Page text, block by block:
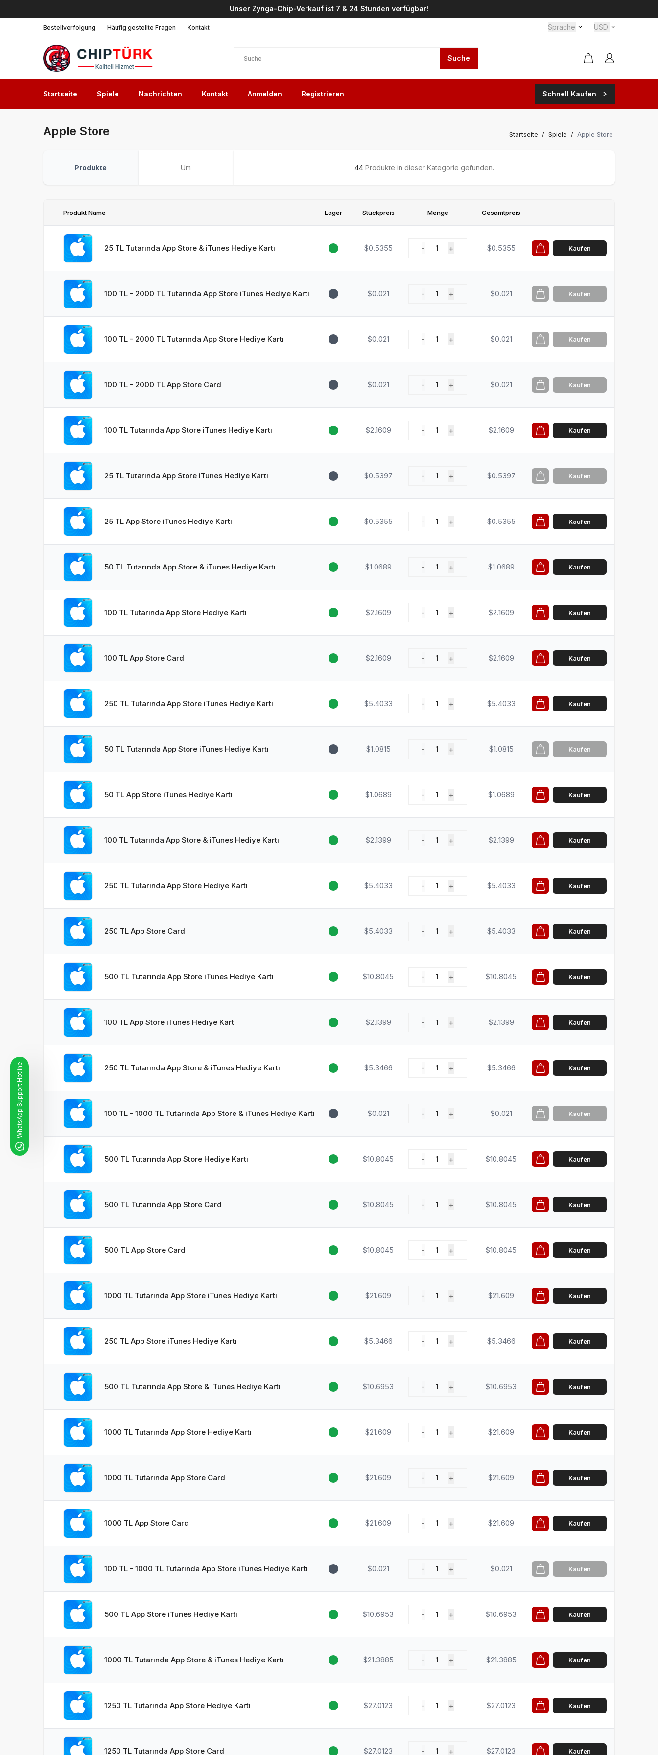
Unser Zynga-Chip-Verkauf ist 7 & 24 Stunden verfügbar!
Bestellverfolgung Häufig gestellte Fragen Kontakt Sprache USD
Suche
Startseite Spiele Nachrichten Kontakt Anmelden Registrieren Schnell Kaufen
Apple Store Startseite / Spiele / Apple Store
Produkte Um 44 Produkte in dieser Kategorie gefunden.
Produkt Name Lager Stückpreis Menge Gesamtpreis
25 TL Tutarında App Store & iTunes Hediye Kartı $0.5355 - 1 + $0.5355 Kaufen
100 TL - 2000 TL Tutarında App Store iTunes Hediye Kartı $0.021 - 1 + $0.021 Kaufen
100 TL - 2000 TL Tutarında App Store Hediye Kartı $0.021 - 1 + $0.021 Kaufen
100 TL - 2000 TL App Store Card $0.021 - 1 + $0.021 Kaufen
100 TL Tutarında App Store iTunes Hediye Kartı $2.1609 - 1 + $2.1609 Kaufen
25 TL Tutarında App Store iTunes Hediye Kartı $0.5397 - 1 + $0.5397 Kaufen
25 TL App Store iTunes Hediye Kartı $0.5355 - 1 + $0.5355 Kaufen
50 TL Tutarında App Store & iTunes Hediye Kartı $1.0689 - 1 + $1.0689 Kaufen
100 TL Tutarında App Store Hediye Kartı $2.1609 - 1 + $2.1609 Kaufen
100 TL App Store Card $2.1609 - 1 + $2.1609 Kaufen
250 TL Tutarında App Store iTunes Hediye Kartı $5.4033 - 1 + $5.4033 Kaufen
50 TL Tutarında App Store iTunes Hediye Kartı $1.0815 - 1 + $1.0815 Kaufen
50 TL App Store iTunes Hediye Kartı $1.0689 - 1 + $1.0689 Kaufen
100 TL Tutarında App Store & iTunes Hediye Kartı $2.1399 - 1 + $2.1399 Kaufen
250 TL Tutarında App Store Hediye Kartı $5.4033 - 1 + $5.4033 Kaufen
250 TL App Store Card $5.4033 - 1 + $5.4033 Kaufen
500 TL Tutarında App Store iTunes Hediye Kartı $10.8045 - 1 + $10.8045 Kaufen
100 TL App Store iTunes Hediye Kartı $2.1399 - 1 + $2.1399 Kaufen
250 TL Tutarında App Store & iTunes Hediye Kartı $5.3466 - 1 + $5.3466 Kaufen
100 TL - 1000 TL Tutarında App Store & iTunes Hediye Kartı $0.021 - 1 + $0.021 Kaufen
500 TL Tutarında App Store Hediye Kartı $10.8045 - 1 + $10.8045 Kaufen
500 TL Tutarında App Store Card $10.8045 - 1 + $10.8045 Kaufen
500 TL App Store Card $10.8045 - 1 + $10.8045 Kaufen
1000 TL Tutarında App Store iTunes Hediye Kartı $21.609 - 1 + $21.609 Kaufen
250 TL App Store iTunes Hediye Kartı $5.3466 - 1 + $5.3466 Kaufen
500 TL Tutarında App Store & iTunes Hediye Kartı $10.6953 - 1 + $10.6953 Kaufen
1000 TL Tutarında App Store Hediye Kartı $21.609 - 1 + $21.609 Kaufen
1000 TL Tutarında App Store Card $21.609 - 1 + $21.609 Kaufen
1000 TL App Store Card $21.609 - 1 + $21.609 Kaufen
100 TL - 1000 TL Tutarında App Store iTunes Hediye Kartı $0.021 - 1 + $0.021 Kaufen
500 TL App Store iTunes Hediye Kartı $10.6953 - 1 + $10.6953 Kaufen
1000 TL Tutarında App Store & iTunes Hediye Kartı $21.3885 - 1 + $21.3885 Kaufen
1250 TL Tutarında App Store Hediye Kartı $27.0123 - 1 + $27.0123 Kaufen
1250 TL Tutarında App Store Card $27.0123 - 1 + $27.0123 Kaufen
WhatsApp Support Hotline